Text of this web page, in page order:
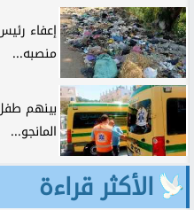
إعفاء
منصبه...
المانجو...
الأكثر قراءة